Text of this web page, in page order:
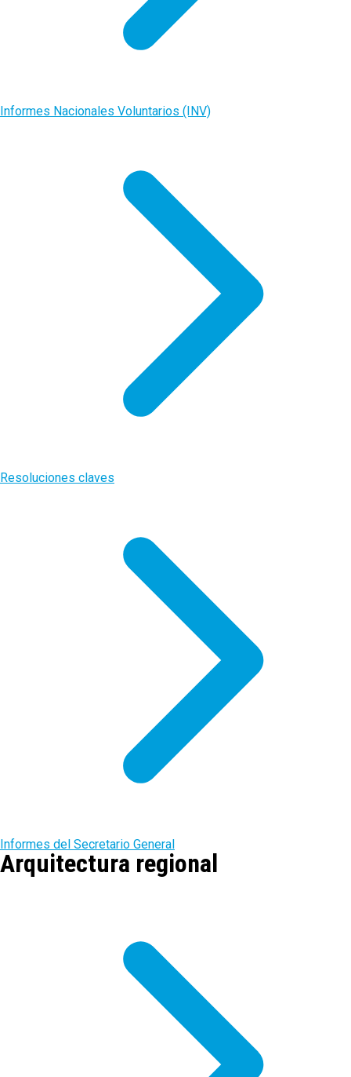
Informes Nacionales Voluntarios (INV)
Resoluciones claves
Informes del Secretario General
Arquitectura regional